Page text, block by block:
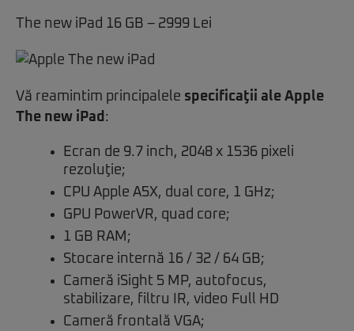
The new iPad 16 GB – 2999 Lei
Vă reamintim principalele specificaţii ale Apple
The new iPad :
Ecran de 9.7 inch, 2048 x 1536 pixeli
rezoluţie;
CPU Apple A5X, dual core, 1 GHz;
GPU PowerVR, quad core;
1 GB RAM;
Stocare internă 16 / 32 / 64 GB;
Cameră iSight 5 MP, autofocus,
stabilizare, filtru IR, video Full HD
Cameră frontală VGA;